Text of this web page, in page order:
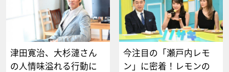
津田寛治、大杉漣さん
の人情味溢れる行動に
今注目の「瀬戸内レモ
ン」に密着！レモンの